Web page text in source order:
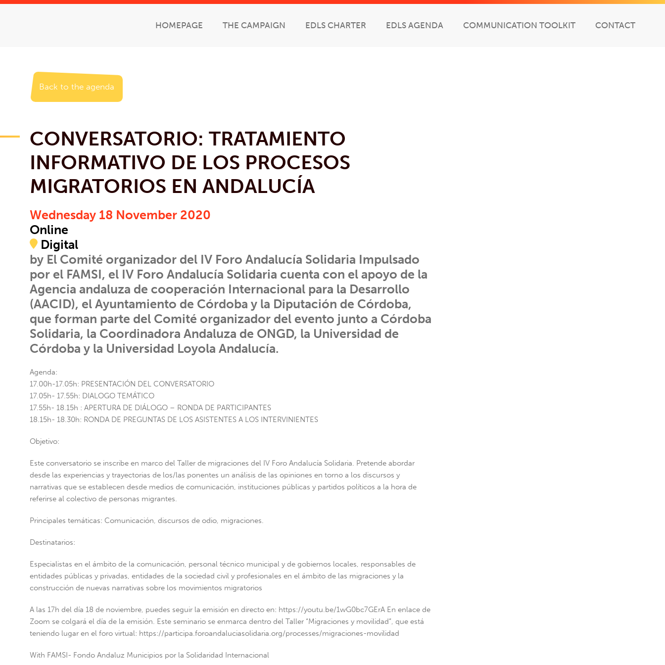
HOMEPAGE THE CAMPAIGN EDLS CHARTER EDLS AGENDA COMMUNICATION TOOLKIT CONTACT
Back to the agenda
CONVERSATORIO: TRATAMIENTO
INFORMATIVO DE LOS PROCESOS
MIGRATORIOS EN ANDALUCÍA
Wednesday 18 November 2020
Online
Digital
by El Comité organizador del IV Foro Andalucía Solidaria Impulsado
por el FAMSI, el IV Foro Andalucía Solidaria cuenta con el apoyo de la
Agencia andaluza de cooperación Internacional para la Desarrollo
(AACID), el Ayuntamiento de Córdoba y la Diputación de Córdoba,
que forman parte del Comité organizador del evento junto a Córdoba
Solidaria, la Coordinadora Andaluza de ONGD, la Universidad de
Córdoba y la Universidad Loyola Andalucía.
Agenda:
17.00h-17.05h: PRESENTACIÓN DEL CONVERSATORIO
17.05h- 17.55h: DIALOGO TEMÁTICO
17.55h- 18.15h : APERTURA DE DIÁLOGO – RONDA DE PARTICIPANTES
18.15h- 18.30h: RONDA DE PREGUNTAS DE LOS ASISTENTES A LOS INTERVINIENTES
Objetivo:
Este conversatorio se inscribe en marco del Taller de migraciones del IV Foro Andalucía Solidaria. Pretende abordar
desde las experiencias y trayectorias de los/las ponentes un análisis de las opiniones en torno a los discursos y
narrativas que se establecen desde medios de comunicación, instituciones públicas y partidos políticos a la hora de
referirse al colectivo de personas migrantes.
Principales temáticas: Comunicación, discursos de odio, migraciones.
Destinatarios:
Especialistas en el ámbito de la comunicación, personal técnico municipal y de gobiernos locales, responsables de
entidades públicas y privadas, entidades de la sociedad civil y profesionales en el ámbito de las migraciones y la
construcción de nuevas narrativas sobre los movimientos migratorios
A las 17h del día 18 de noviembre, puedes seguir la emisión en directo en: https://youtu.be/1wG0bc7GErA En enlace de
Zoom se colgará el día de la emisión. Este seminario se enmarca dentro del Taller “Migraciones y movilidad”, que está
teniendo lugar en el foro virtual: https://participa.foroandaluciasolidaria.org/processes/migraciones-movilidad
With FAMSI- Fondo Andaluz Municipios por la Solidaridad Internacional